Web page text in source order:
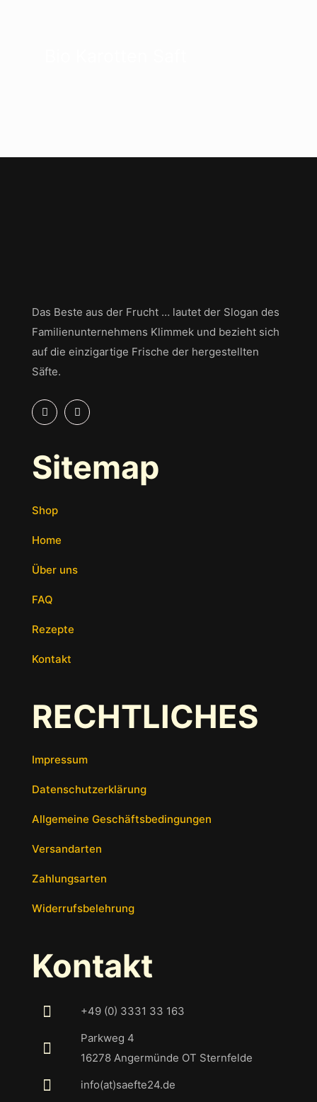
Das Beste aus der Frucht … lautet der Slogan des
Familienunternehmens Klimmek und bezieht sich
auf die einzigartige Frische der hergestellten
Säfte.
Sitemap
Shop
Home
Über uns
FAQ
Rezepte
Kontakt
RECHTLICHES
Impressum
Datenschutzerklärung
Allgemeine Geschäftsbedingungen
Versandarten
Zahlungsarten
Widerrufsbelehrung
Kontakt
+49 (0) 3331 33 163
Parkweg 4
16278 Angermünde OT Sternfelde
info(at)saefte24.de